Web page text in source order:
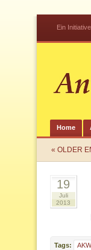
Ein
Home
« OLDER
19
Juli
2013
Tags: